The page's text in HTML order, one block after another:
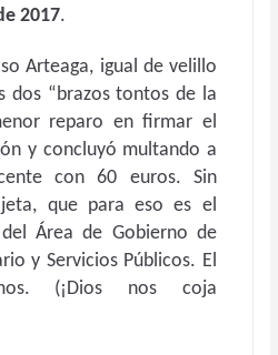
2017.
Arteaga, igual de velillo
dos “brazos tontos de la
reparo en firmar el
y concluyó multando a
con 60 euros. Sin
que para eso es el
Área de Gobierno de
y Servicios Públicos. El
(¡Dios nos coja